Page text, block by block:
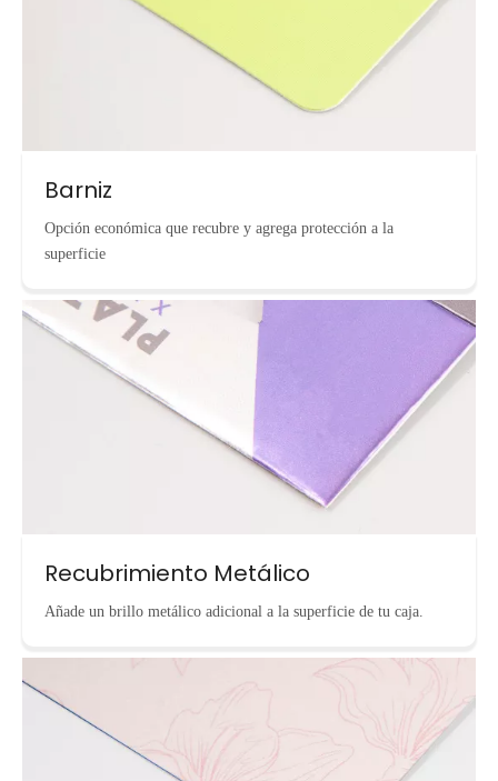
Barniz
Opción económica que recubre y agrega protección a la
superficie
Recubrimiento Metálico
Añade un brillo metálico adicional a la superficie de tu caja.